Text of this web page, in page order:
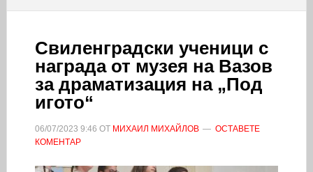
Свиленградски ученици с
награда от музея на Вазов
за драматизация на „Под
игото“
06/07/2023 9:46 ОТ МИХАИЛ МИХАЙЛОВ
ОСТАВЕТЕ
КОМЕНТАР